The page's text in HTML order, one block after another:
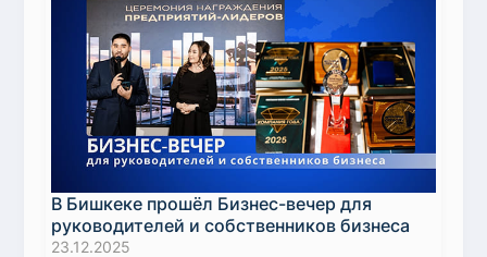
В Бишкеке прошёл Бизнес-вечер для
руководителей и собственников бизнеса
23.12.2025